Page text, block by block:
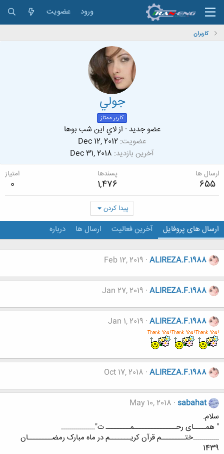
ورود عضویت
کاربران
جولي
کاربر ممتاز
عضو جدید · ازلاي اين شب بوها
عضویت Dec 12, 2012
آخرین بازدید Dec 31, 2018
ارسال ها
655
پسندها
1,476
امتیاز
0
پیدا کردن
ارسال های پروفایل آخرین فعالیت ارسال ها درباره
ALIREZA.F.1988
Feb 12, 2019
ALIREZA.F.1988
Jan 27, 2019
ALIREZA.F.1988
Jan 1, 2019
ALIREZA.F.1988
Oct 17, 2018
sabahat
May 10, 2018
سلام.
" همــــای رحــــــــــــــمــــــــ ت".................
.............ختــــــــم قرآن کریـــــــم در ماه مبارک رمضــــــــان
1439